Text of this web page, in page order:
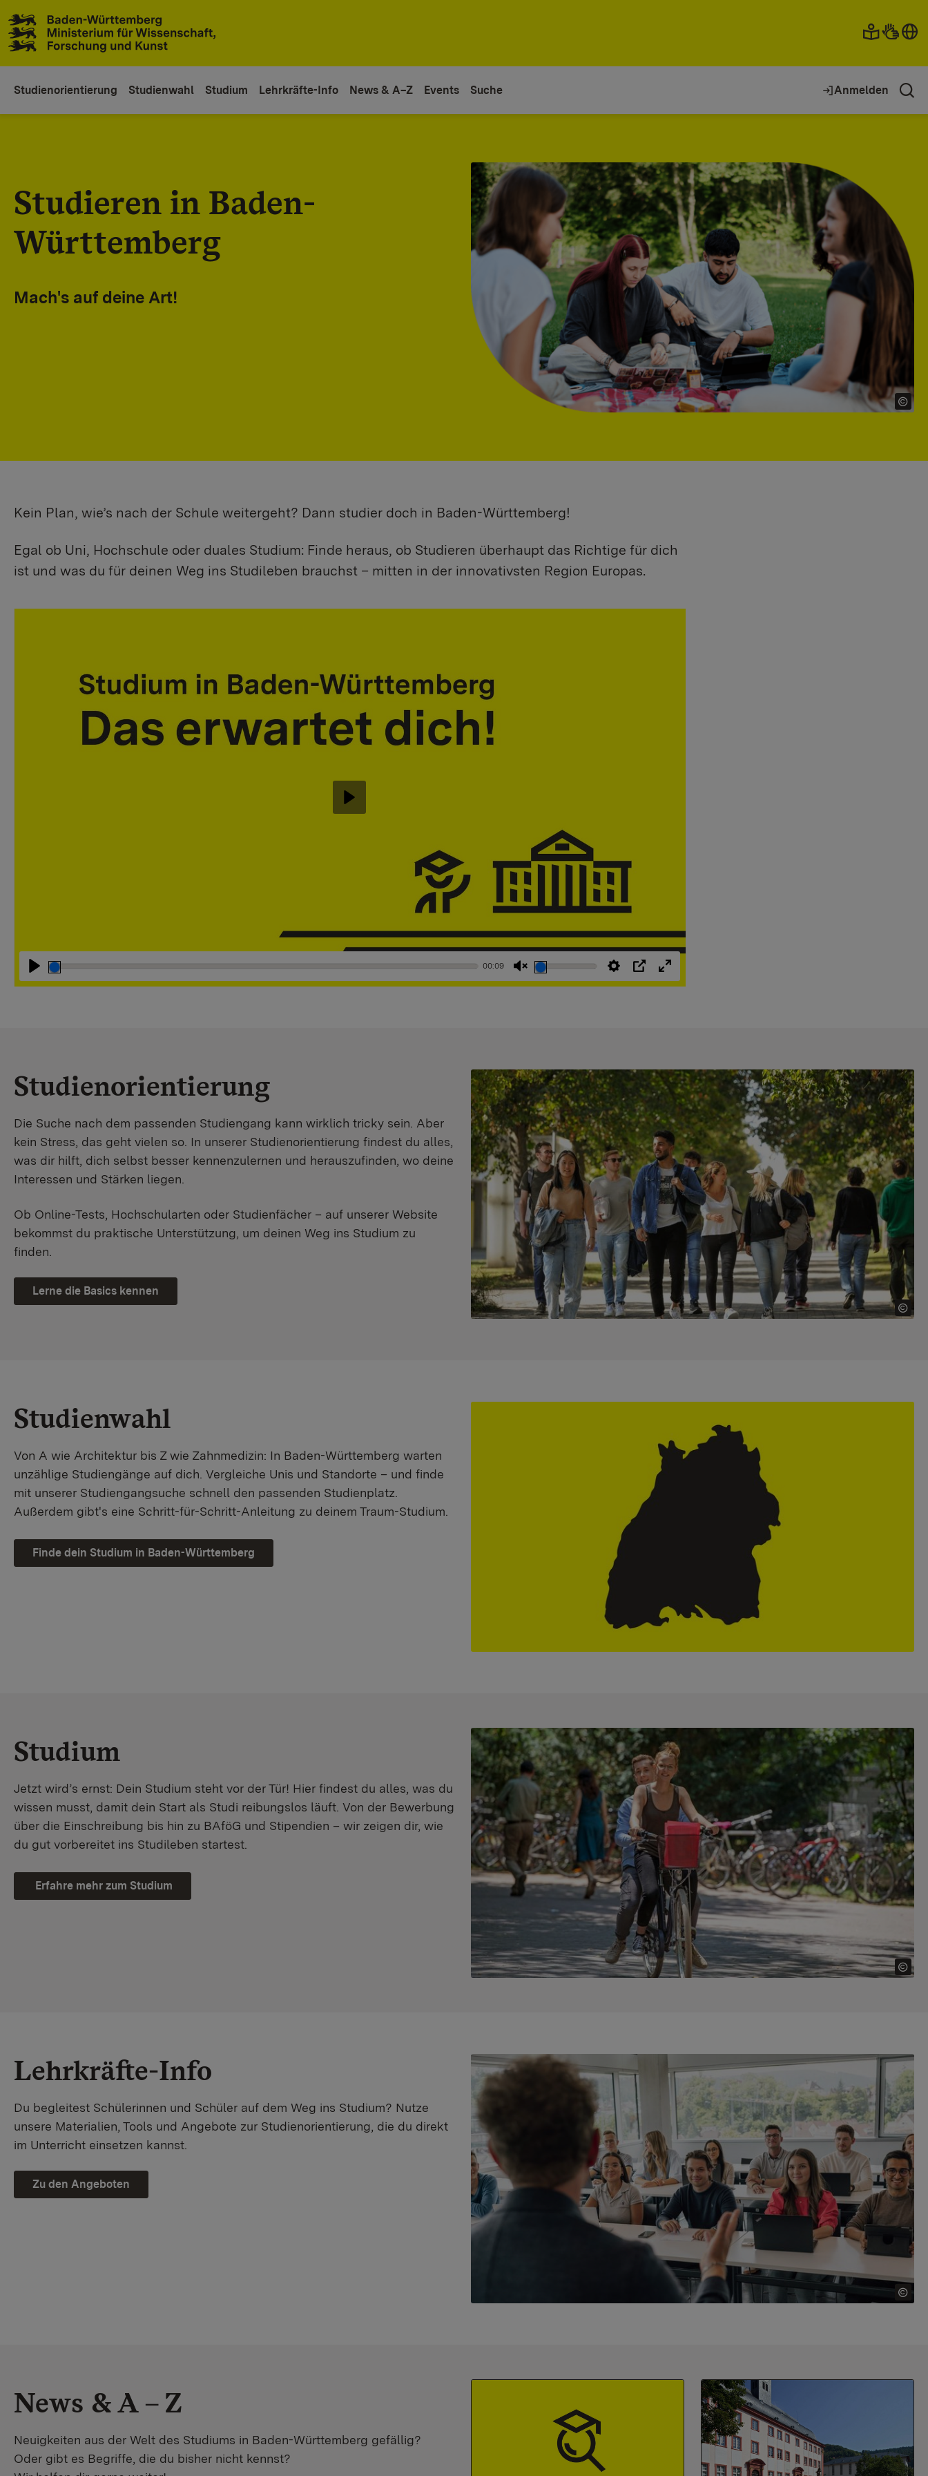
Studienorientierung Studienwahl Studium Lehrkräfte-Info News & A–Z Events Suche Anmelden
Studieren in Baden-
Württemberg
Mach's auf deine Art!
Kein Plan, wie’s nach der Schule weitergeht? Dann studier doch in Baden-Württemberg!
Egal ob Uni, Hochschule oder duales Studium: Finde heraus, ob Studieren überhaupt das Richtige für dich
ist und was du für deinen Weg ins Studileben brauchst – mitten in der innovativsten Region Europas.
Abspielen
00:09
StummschaltungEinstellungen
PIP Vollbild
Abspielen
Studienorientierung
Die Suche nach dem passenden Studiengang kann wirklich tricky sein. Aber
kein Stress, das geht vielen so. In unserer Studienorientierung findest du alles,
was dir hilft, dich selbst besser kennenzulernen und herauszufinden, wo deine
Interessen und Stärken liegen.
Ob Online-Tests, Hochschularten oder Studienfächer – auf unserer Website
bekommst du praktische Unterstützung, um deinen Weg ins Studium zu
finden.
Lerne die Basics kennen
Studienwahl
Von A wie Architektur bis Z wie Zahnmedizin: In Baden-Württemberg warten
unzählige Studiengänge auf dich. Vergleiche Unis und Standorte – und finde
mit unserer Studiengangsuche schnell den passenden Studienplatz.
Außerdem gibt's eine Schritt-für-Schritt-Anleitung zu deinem Traum-Studium.
Finde dein Studium in Baden-Württemberg
Studium
Jetzt wird’s ernst: Dein Studium steht vor der Tür! Hier findest du alles, was du
wissen musst, damit dein Start als Studi reibungslos läuft. Von der Bewerbung
über die Einschreibung bis hin zu BAföG und Stipendien – wir zeigen dir, wie
du gut vorbereitet ins Studileben startest.
Erfahre mehr zum Studium
Lehrkräfte-Info
Du begleitest Schülerinnen und Schüler auf dem Weg ins Studium? Nutze
unsere Materialien, Tools und Angebote zur Studienorientierung, die du direkt
im Unterricht einsetzen kannst.
Zu den Angeboten
News & A – Z
Neuigkeiten aus der Welt des Studiums in Baden-Württemberg gefällig?
Oder gibt es Begriffe, die du bisher nicht kennst?